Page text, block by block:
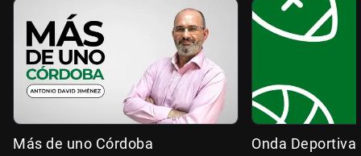
Más de uno Córdoba Onda Deportiva